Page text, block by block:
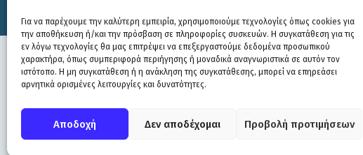
Για να παρέχουμε την καλύτερη εμπειρία, χρησιμοποιούμε τεχνολογίες όπως cookies για
την αποθήκευση ή/και την πρόσβαση σε πληροφορίες συσκευών. Η συγκατάθεση για τις
εν λόγω τεχνολογίες θα μας επιτρέψει να επεξεργαστούμε δεδομένα προσωπικού
χαρακτήρα, όπως συμπεριφορά περιήγησης ή μοναδικά αναγνωριστικά σε αυτόν τον
ιστότοπο. Η μη συγκατάθεση ή η ανάκληση της συγκατάθεσης, μπορεί να επηρεάσει
αρνητικά ορισμένες λειτουργίες και δυνατότητες.
Αποδοχή Δεν αποδέχομαι Προβολή προτιμήσεων
25/7
15.73oC
26/7
17.99oC
27/7
20.94oC
© COPYRIGHT ΔΗΜΟΣ ΣΟΥΛΙΟΥ 2026
WEB DEVELOPMENT BYΕΓΚΡΙΤΟΣ GROUP| GRAPHICS DESIGN BY